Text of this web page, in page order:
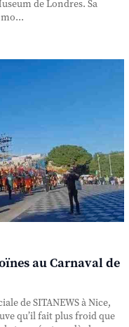
de Londres. Sa
au Carnaval de
de SITANEWS à Nice,
qu’il fait plus froid que